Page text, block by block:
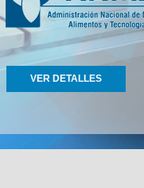
VER DETALLES